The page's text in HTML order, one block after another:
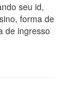
seu id,
forma de
de ingresso